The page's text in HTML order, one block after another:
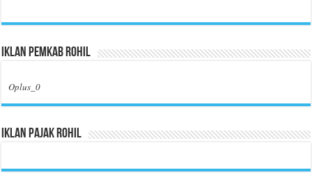
Iklan Pemkab Rohil
Oplus_0
Iklan Pajak Rohil